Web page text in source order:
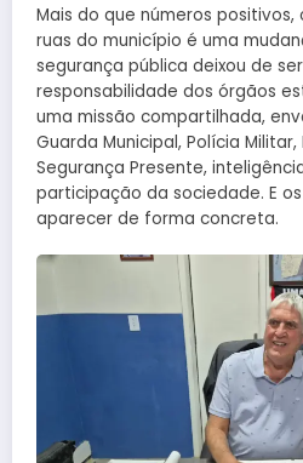
Mais do que números
ruas do município é uma
segurança pública deixou de
responsabilidade dos órgãos
uma missão compartilhada,
Guarda Municipal, Polícia
Segurança Presente,
participação da sociedade. E
aparecer de forma concreta.